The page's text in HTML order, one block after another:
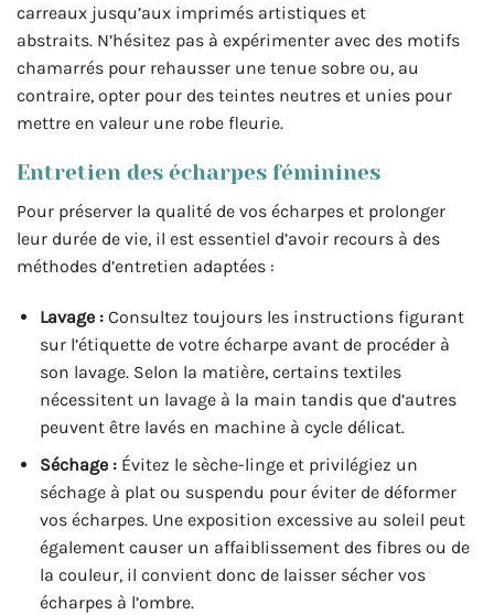
carreaux jusqu’aux imprimés artistiques et
abstraits. N’hésitez pas à expérimenter avec des motifs
chamarrés pour rehausser une tenue sobre ou, au
contraire, opter pour des teintes neutres et unies pour
mettre en valeur une robe fleurie.
Entretien des écharpes féminines
Pour préserver la qualité de vos écharpes et prolonger
leur durée de vie, il est essentiel d’avoir recours à des
méthodes d’entretien adaptées :
Lavage :Consultez toujours les instructions figurant
sur l’étiquette de votre écharpe avant de procéder à
son lavage. Selon la matière, certains textiles
nécessitent un lavage à la main tandis que d’autres
peuvent être lavés en machine à cycle délicat.
Séchage :Évitez le sèche-linge et privilégiez un
séchage à plat ou suspendu pour éviter de déformer
vos écharpes. Une exposition excessive au soleil peut
également causer un affaiblissement des fibres ou de
la couleur, il convient donc de laisser sécher vos
écharpes à l’ombre.